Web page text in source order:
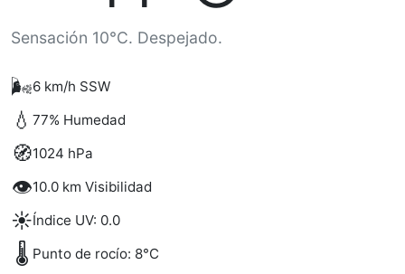
Sensación 10°C. Despejado.
🌬️6 km/h SSW
💧 77% Humedad
🧭1024 hPa
👁️10.0 km Visibilidad
☀️Índice UV: 0.0
🌡️ Punto de rocío: 8°C